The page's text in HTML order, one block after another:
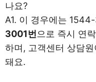
나요?
A1. 이 경우에는
3001번 으로 즉시 연
하며, 고객센터 상담
돼요.